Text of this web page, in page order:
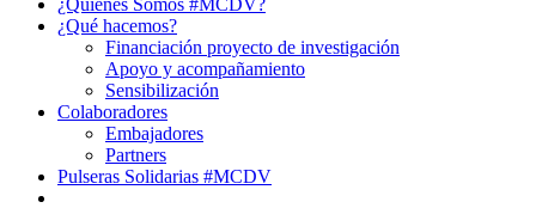
¿Quiénes Somos #MCDV?
¿Qué hacemos?
Financiación proyecto de investigación
Apoyo y acompañamiento
Sensibilización
Colaboradores
Embajadores
Partners
Pulseras Solidarias #MCDV